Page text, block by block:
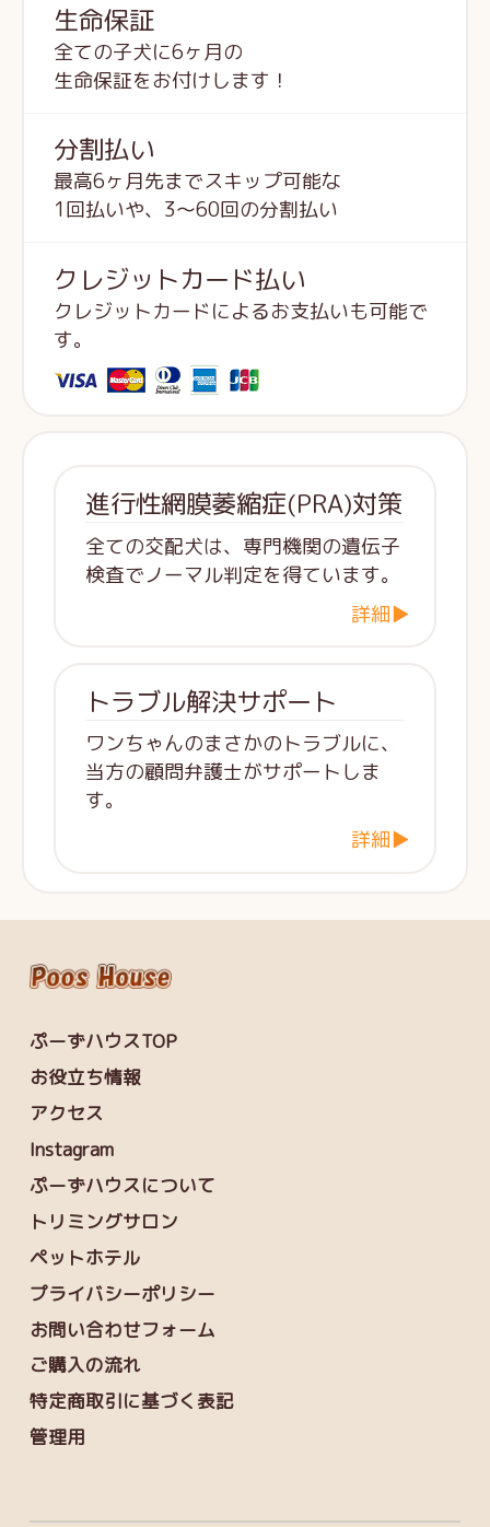
生命保証
全ての子犬に6ヶ月の
生命保証をお付けします！
分割払い
最高6ヶ月先までスキップ可能な
1回払いや、3～60回の分割払い
クレジットカード払い
クレジットカードによるお支払いも可能で
す。
進行性網膜萎縮症(PRA)対策
全ての交配犬は、専門機関の遺伝子
検査でノーマル判定を得ています。
詳細▶
トラブル解決サポート
ワンちゃんのまさかのトラブルに、
当方の顧問弁護士がサポートしま
す。
詳細▶
ぷーずハウスTOP
お役立ち情報
アクセス
Instagram
ぷーずハウスについて
トリミングサロン
ペットホテル
プライバシーポリシー
お問い合わせフォーム
ご購入の流れ
特定商取引に基づく表記
管理用